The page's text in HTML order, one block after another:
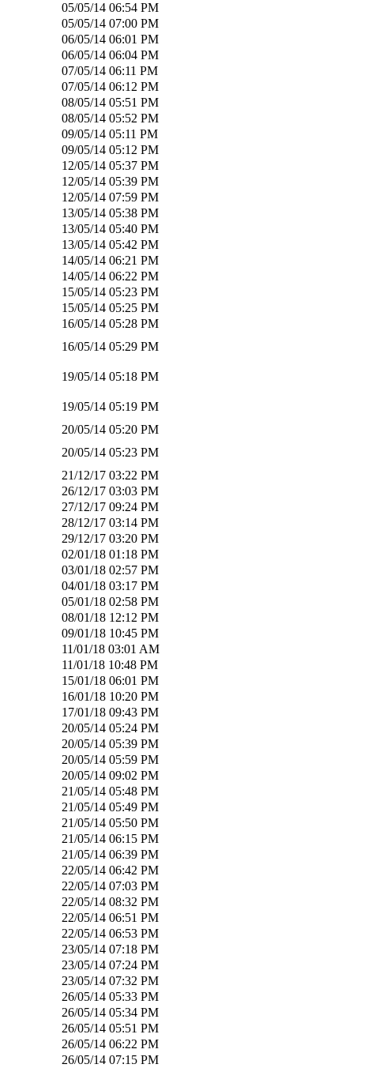
05/05/14 06:54 PM
05/05/14 07:00 PM
06/05/14 06:01 PM
06/05/14 06:04 PM
07/05/14 06:11 PM
07/05/14 06:12 PM
08/05/14 05:51 PM
08/05/14 05:52 PM
09/05/14 05:11 PM
09/05/14 05:12 PM
12/05/14 05:37 PM
12/05/14 05:39 PM
12/05/14 07:59 PM
13/05/14 05:38 PM
13/05/14 05:40 PM
13/05/14 05:42 PM
14/05/14 06:21 PM
14/05/14 06:22 PM
15/05/14 05:23 PM
15/05/14 05:25 PM
16/05/14 05:28 PM
16/05/14 05:29 PM
19/05/14 05:18 PM
19/05/14 05:19 PM
20/05/14 05:20 PM
20/05/14 05:23 PM
21/12/17 03:22 PM
26/12/17 03:03 PM
27/12/17 09:24 PM
28/12/17 03:14 PM
29/12/17 03:20 PM
02/01/18 01:18 PM
03/01/18 02:57 PM
04/01/18 03:17 PM
05/01/18 02:58 PM
08/01/18 12:12 PM
09/01/18 10:45 PM
11/01/18 03:01 AM
11/01/18 10:48 PM
15/01/18 06:01 PM
16/01/18 10:20 PM
17/01/18 09:43 PM
20/05/14 05:24 PM
20/05/14 05:39 PM
20/05/14 05:59 PM
20/05/14 09:02 PM
21/05/14 05:48 PM
21/05/14 05:49 PM
21/05/14 05:50 PM
21/05/14 06:15 PM
21/05/14 06:39 PM
22/05/14 06:42 PM
22/05/14 07:03 PM
22/05/14 08:32 PM
22/05/14 06:51 PM
22/05/14 06:53 PM
23/05/14 07:18 PM
23/05/14 07:24 PM
23/05/14 07:32 PM
26/05/14 05:33 PM
26/05/14 05:34 PM
26/05/14 05:51 PM
26/05/14 06:22 PM
26/05/14 07:15 PM